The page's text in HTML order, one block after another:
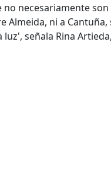
necesariamente
Almeida, ni a
señala Rina